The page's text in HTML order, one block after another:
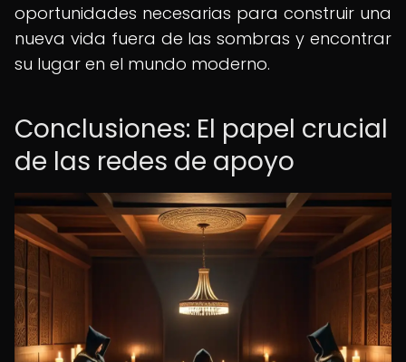
oportunidades necesarias para construir una
nueva vida fuera de las sombras y encontrar
su lugar en el mundo moderno.
Conclusiones: El papel crucial
de las redes de apoyo